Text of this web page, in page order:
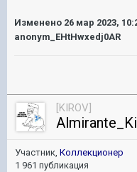
Изменено 26 мар 2023,
anonym_EHtHwxedj0AR
[KIROV]
Участник, Коллекционер
1 961 публикация